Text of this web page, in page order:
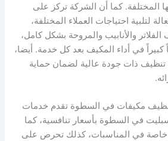
المختلفة. كما أن الشركة تركز على
لتلبية احتياجات العملاء المختلفة،
والأنابيب والمروحة بشكل كامل،
كبيراً في أداء المكيف بعد كل خدمة. أيضا،
تنظيف ذات جودة عالية لضمان حماية
مكيفات في السطوة تقدم خدمات
في السطوة بأسعار تنافسية، كما
في المناسبات، كذلك تحرص على